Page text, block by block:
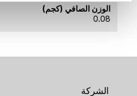
الوزن الصافي (كجم)
0.08
الشركة